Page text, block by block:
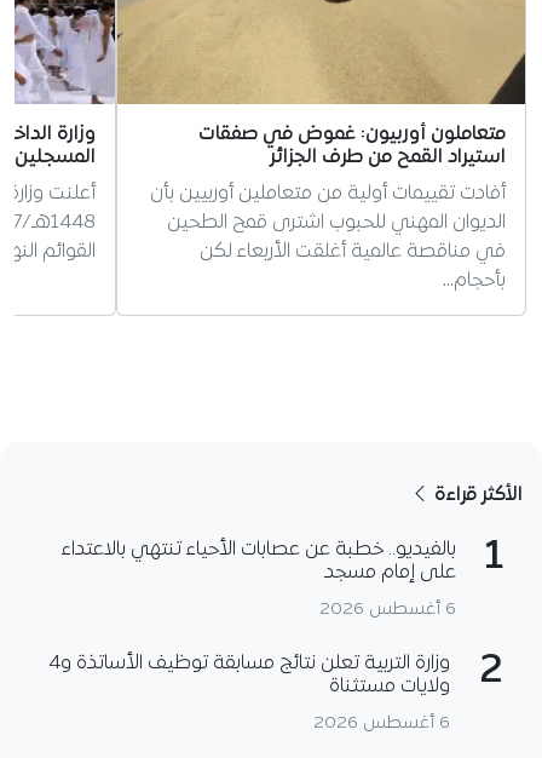
متعاملون أوربيون: غموض في صفقات
استيراد القمح من طرف الجزائر
أفادت تقييمات أولية من متعاملين أوربيين بأن
الديوان المهني للحبوب اشترى قمح الطحين
في مناقصة عالمية أغلقت الأربعاء لكن
بأحجام…
وزارة
المسجلين
أعلنت
القوائم
الأكثر قراءة
1
بالفيديو.. خطبة عن عصابات الأحياء تنتهي بالاعتداء
على إمام مسجد
6 أغسطس 2026
2
وزارة التربية تعلن نتائج مسابقة توظيف الأساتذة و4
ولايات مستثناة
6 أغسطس 2026